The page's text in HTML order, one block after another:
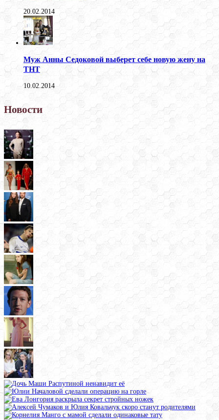
20.02.2014
Муж Анны Седоковой выберет себе новую жену на
ТНТ
10.02.2014
Новости